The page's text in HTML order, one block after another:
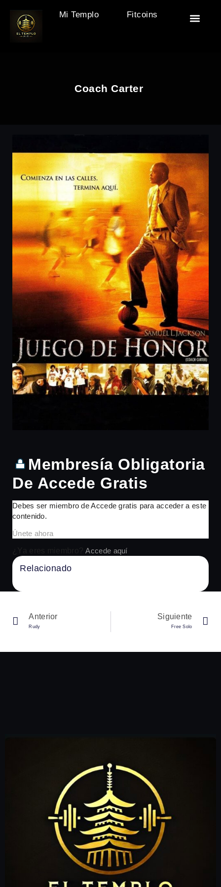
Mi Templo Fitcoins
Coach Carter
Membresía Obligatoria
De Accede Gratis
Debes ser miembro de Accede gratis para acceder a este
contenido.
Únete ahora
¿Ya eres miembro?Accede aquí
Relacionado
Anterior
Rudy
Siguiente
Free Solo